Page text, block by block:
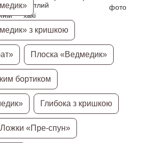
з кришкою
Плоска «Ведмедик»
бортиком
Глибока з кришкою
Ложки «Пре-спун»